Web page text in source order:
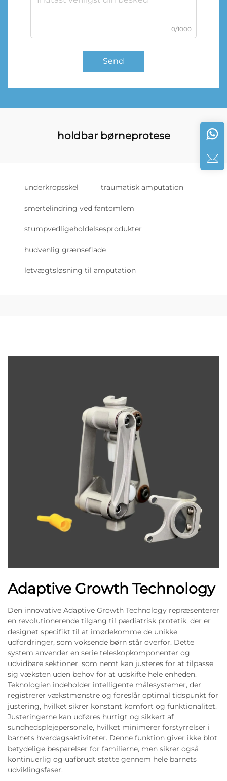
0/1000
Send
holdbar børneprotese
underkropsskel traumatisk amputation
smertelindring ved fantomlem
stumpvedligeholdelsesprodukter
hudvenlig grænseflade
letvægtsløsning til amputation
Adaptive Growth Technology
Den innovative Adaptive Growth Technology repræsenterer
en revolutionerende tilgang til pædiatrisk protetik, der er
designet specifikt til at imødekomme de unikke
udfordringer, som voksende børn står overfor. Dette
system anvender en serie teleskopkomponenter og
udvidbare sektioner, som nemt kan justeres for at tilpasse
sig væksten uden behov for at udskifte hele enheden.
Teknologien indeholder intelligente målesystemer, der
registrerer vækstmønstre og foreslår optimal tidspunkt for
justering, hvilket sikrer konstant komfort og funktionalitet.
Justeringerne kan udføres hurtigt og sikkert af
sundhedsplejepersonale, hvilket minimerer forstyrrelser i
barnets hverdagsaktiviteter. Denne funktion giver ikke blot
betydelige besparelser for familierne, men sikrer også
kontinuerlig og uafbrudt støtte gennem hele barnets
udviklingsfaser.